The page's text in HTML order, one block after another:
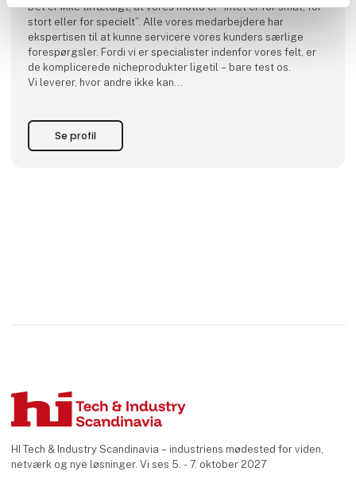
Det er ikke tilfældigt, at vores motto er ”intet er for småt, for
stort eller for specielt”. Alle vores medarbejdere har
ekspertisen til at kunne servicere vores kunders særlige
forespørgsler. Fordi vi er specialister indenfor vores felt, er
de komplicerede nicheprodukter ligetil – bare test os.
Vi leverer, hvor andre ikke kan
andre ikke kan.
Se profil
HI Tech & Industry Scandinavia – industriens mødested for viden,
netværk og nye løsninger. Vi ses 5. - 7. oktober 2027